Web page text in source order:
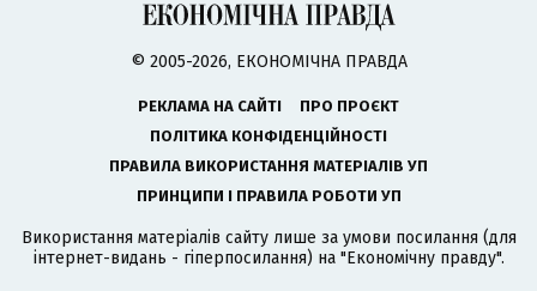
© 2005-2026, ЕКОНОМІЧНА ПРАВДА
РЕКЛАМА НА САЙТІ
ПРО ПРОЄКТ
ПОЛІТИКА КОНФІДЕНЦІЙНОСТІ
ПРАВИЛА ВИКОРИСТАННЯ МАТЕРІАЛІВ УП
ПРИНЦИПИ І ПРАВИЛА РОБОТИ УП
Використання матеріалів сайту лише за умови посилання (для
інтернет-видань - гіперпосилання) на "Економічну правду".